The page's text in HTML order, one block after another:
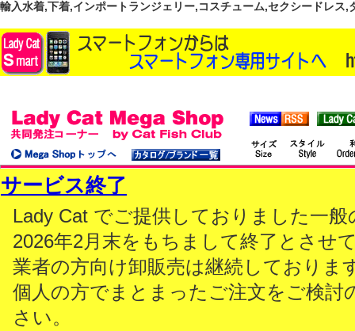
輸入水着,下着,インポートランジェリー,コスチューム,セクシードレス
サービス終了
Lady Cat でご提供しておりました一
2026年2月末をもちまして終了とさせ
業者の方向け卸販売は継続しておりま
個人の方でまとまったご注文をご検討
さい。